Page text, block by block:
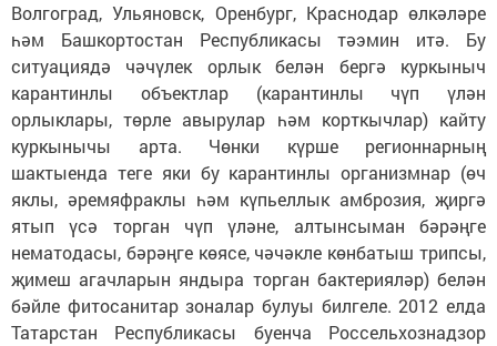
Волгоград, Ульяновск, Оренбург, Краснодар өлкәләре
һәм Башкортостан Республикасы тәэмин итә. Бу
ситуациядә чәчүлек орлык белән бергә куркыныч
карантинлы объектлар (карантинлы чүп үлән
орлыклары, төрле авырулар һәм корткычлар) кайту
куркынычы арта. Чөнки күрше регионнарның
шактыенда теге яки бу карантинлы организмнар (өч
яклы, әремяфраклы һәм күпьеллык амброзия, җиргә
ятып үсә торган чүп үләне, алтынсыман бәрәңге
нематодасы, бәрәңге көясе, чәчәкле көнбатыш трипсы,
җимеш агачларын яндыра торган бактерияләр) белән
бәйле фитосанитар зоналар булуы билгеле. 2012 елда
Татарстан Республикасы буенча Россельхознадзор